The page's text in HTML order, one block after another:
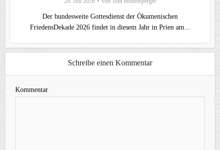
Der bundesweite Gottesdienst der Ökumenischen
FriedensDekade 2026 findet in diesem Jahr in Prien am...
Schreibe einen Kommentar
Kommentar